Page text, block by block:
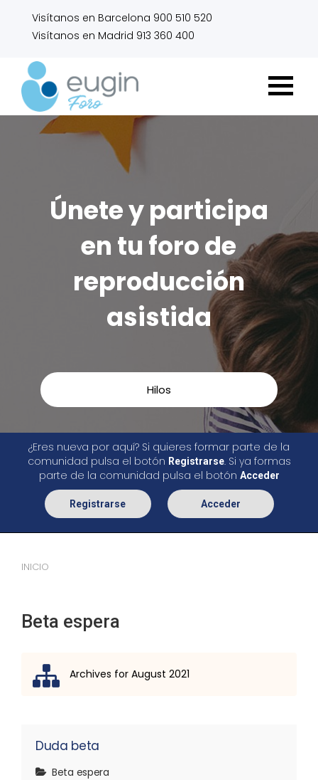
Visítanos en Barcelona 900 510 520
Visítanos en Madrid 913 360 400
Únete y participa
en tu foro de
reproducción
asistida
Hilos
¿Eres nueva por aquí? Si quieres formar parte de la
comunidad pulsa el botón Registrarse. Si ya formas
parte de la comunidad pulsa el botón Acceder
Registrarse Acceder
INICIO
Beta espera
Archives for August 2021
Duda beta
Beta espera